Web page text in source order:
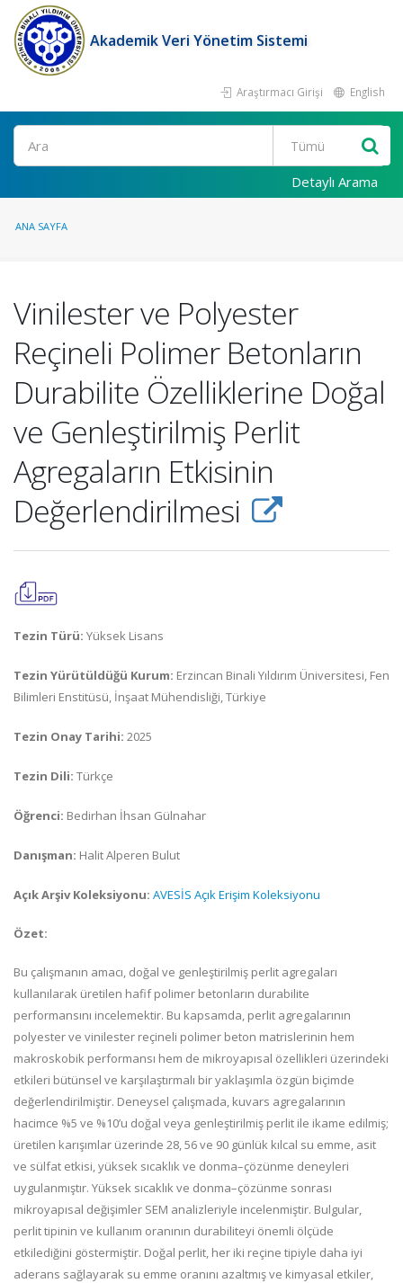
Akademik Veri Yönetim Sistemi
Araştırmacı Girişi English
Ara
Detaylı Arama
ANA SAYFA
Vinilester ve Polyester
Reçineli Polimer Betonların
Durabilite Özelliklerine Doğal
ve Genleştirilmiş Perlit
Agregaların Etkisinin
Değerlendirilmesi
Tezin Türü: Yüksek Lisans
Tezin Yürütüldüğü Kurum: Erzincan Binali Yıldırım Üniversitesi, Fen
Bilimleri Enstitüsü, İnşaat Mühendisliği, Türkiye
Tezin Onay Tarihi: 2025
Tezin Dili: Türkçe
Öğrenci: Bedirhan İhsan Gülnahar
Danışman: Halit Alperen Bulut
Açık Arşiv Koleksiyonu: AVESİS Açık Erişim Koleksiyonu
Özet:
Bu çalışmanın amacı, doğal ve genleştirilmiş perlit agregaları
kullanılarak üretilen hafif polimer betonların durabilite
performansını incelemektir. Bu kapsamda, perlit agregalarının
polyester ve vinilester reçineli polimer beton matrislerinin hem
makroskobik performansı hem de mikroyapısal özellikleri üzerindeki
etkileri bütünsel ve karşılaştırmalı bir yaklaşımla özgün biçimde
değerlendirilmiştir. Deneysel çalışmada, kuvars agregalarının
hacimce %5 ve %10’u doğal veya genleştirilmiş perlit ile ikame edilmiş;
üretilen karışımlar üzerinde 28, 56 ve 90 günlük kılcal su emme, asit
ve sülfat etkisi, yüksek sıcaklık ve donma–çözünme deneyleri
uygulanmıştır. Yüksek sıcaklık ve donma–çözünme sonrası
mikroyapısal değişimler SEM analizleriyle incelenmiştir. Bulgular,
perlit tipinin ve kullanım oranının durabiliteyi önemli ölçüde
etkilediğini göstermiştir. Doğal perlit, her iki reçine tipiyle daha iyi
aderans sağlayarak su emme oranını azaltmış ve kimyasal etkiler,